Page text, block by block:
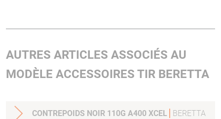
AUTRES ARTICLES ASSOCIÉS AU
MODÈLE ACCESSOIRES TIR BERETTA
CONTREPOIDS NOIR 110G A400 XCEL BERETTA